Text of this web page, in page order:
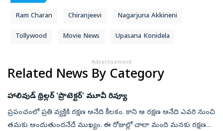
Ram Charan Chiranjeevi Nagarjuna Akkineni
Tollywood Movie News Upasana Konidela
Advertisement
Related News By Category
హాలివుడ్ థ్రిల్లర్ ‘ప్రొటెక్టర్’ మూవీ రివ్యూ
ప్రపంచంలో ప్రతి వ్యక్తికి రక్షణ అనేది కీలకం. కాని ఆ రక్షణ అనేది ఎవరి నుంచి
తమకు అందుతుందనేదే ముఖ్యం. ఈ రోజుల్లో చాలా మంది మనకు రక్షణగా